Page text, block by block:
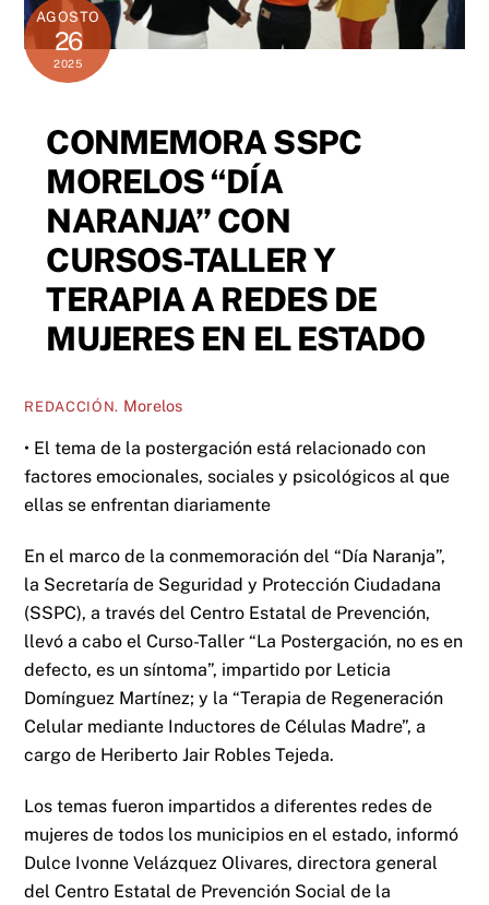
AGOSTO
26
2025
CONMEMORA SSPC
MORELOS “DÍA
NARANJA” CON
CURSOS-TALLER Y
TERAPIA A REDES DE
MUJERES EN EL ESTADO
REDACCIÓN. Morelos
• El tema de la postergación está relacionado con
factores emocionales, sociales y psicológicos al que
ellas se enfrentan diariamente
En el marco de la conmemoración del “Día Naranja”,
la Secretaría de Seguridad y Protección Ciudadana
(SSPC), a través del Centro Estatal de Prevención,
llevó a cabo el Curso-Taller “La Postergación, no es en
defecto, es un síntoma”, impartido por Leticia
Domínguez Martínez; y la “Terapia de Regeneración
Celular mediante Inductores de Células Madre”, a
cargo de Heriberto Jair Robles Tejeda.
Los temas fueron impartidos a diferentes redes de
mujeres de todos los municipios en el estado, informó
Dulce Ivonne Velázquez Olivares, directora general
del Centro Estatal de Prevención Social de la